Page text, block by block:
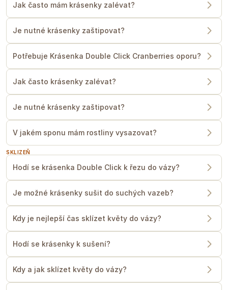
Jak často mám krásenky zalévat?
Je nutné krásenky zaštipovat?
Potřebuje Krásenka Double Click Cranberries oporu?
Jak často krásenky zalévat?
Je nutné krásenky zaštipovat?
V jakém sponu mám rostliny vysazovat?
SKLIZEŇ
Hodí se krásenka Double Click k řezu do vázy?
Je možné krásenky sušit do suchých vazeb?
Kdy je nejlepší čas sklízet květy do vázy?
Hodí se krásenky k sušení?
Kdy a jak sklízet květy do vázy?